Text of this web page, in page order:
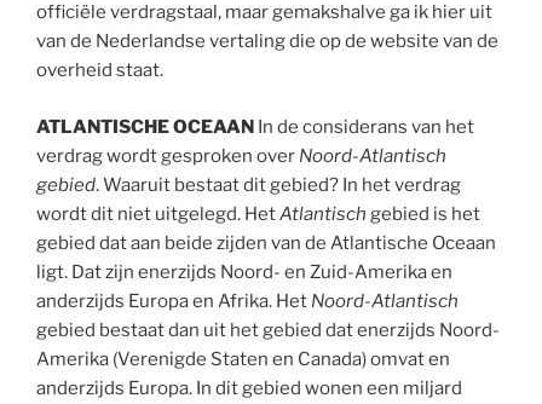
officiële verdragstaal, maar gemakshalve ga ik hier uit
van de Nederlandse vertaling die op de website van de
overheid staat.
ATLANTISCHE OCEAAN In de considerans van het
verdrag wordt gesproken over Noord-Atlantisch
gebied. Waaruit bestaat dit gebied? In het verdrag
wordt dit niet uitgelegd. HetAtlantisch gebied is het
gebied dat aan beide zijden van de Atlantische Oceaan
ligt. Dat zijn enerzijds Noord- en Zuid-Amerika en
anderzijds Europa en Afrika. Het Noord-Atlantisch
gebied bestaat dan uit het gebied dat enerzijds Noord-
Amerika (Verenigde Staten en Canada) omvat en
anderzijds Europa. In dit gebied wonen een miljard